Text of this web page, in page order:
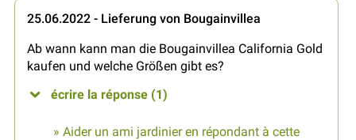
25.06.2022 - Lieferung von Bougainvillea
Ab wann kann man die Bougainvillea California Gold
kaufen und welche Größen gibt es?
écrire la réponse (1)
» Aider un ami jardinier en répondant à cette